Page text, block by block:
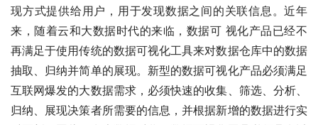
现方式提供给用户，用于发现数据之间的关联信息。近年
来，随着云和大数据时代的来临，数据可 视化产品已经不
再满足于使用传统的数据可视化工具来对数据仓库中的数据
抽取、归纳并简单的展现。新型的数据可视化产品必须满足
互联网爆发的大数据需求，必须快速的收集、筛选、分析、
归纳、展现决策者所需要的信息，并根据新增的数据进行实